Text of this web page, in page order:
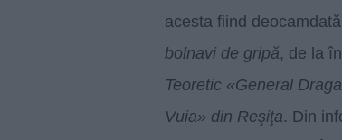
acesta fiind
bolnavi de gripă, de la
Teoretic «General
Vuia» din Reşiţa. Din